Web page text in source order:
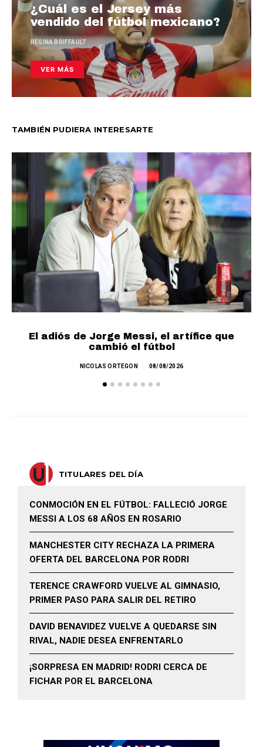
¿Cuál es el Jersey más
vendido del fútbol mexicano?
REGINA BRIFFAULT
VER MÁS
TAMBIÉN PUDIERA INTERESARTE
El adiós de Jorge Messi, el artífice que
cambió el fútbol
NICOLAS ORTEGON 08/08/2026
TITULARES DEL DÍA
CONMOCIÓN EN EL FÚTBOL: FALLECIÓ JORGE
MESSI A LOS 68 AÑOS EN ROSARIO
MANCHESTER CITY RECHAZA LA PRIMERA
OFERTA DEL BARCELONA POR RODRI
TERENCE CRAWFORD VUELVE AL GIMNASIO,
PRIMER PASO PARA SALIR DEL RETIRO
DAVID BENAVIDEZ VUELVE A QUEDARSE SIN
RIVAL, NADIE DESEA ENFRENTARLO
¡SORPRESA EN MADRID! RODRI CERCA DE
FICHAR POR EL BARCELONA